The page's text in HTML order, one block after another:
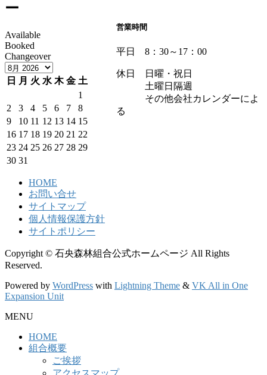
ー
Available
Booked
Changeover
日 月 火 水 木 金 土
1
2
3 4 5 6 7
8
9
10 11 12 13 14 15
16 17 18 19 20 21 22
23 24 25 26 27 28 29
30 31
営業時間
平日 8：30～17：00
休日 日曜・祝日
土曜日隔週
その他会社カレンダーによ
る
HOME
お問い合せ
サイトマップ
個人情報保護方針
サイトポリシー
Copyright © 石央森林組合公式ホームページ All Rights
Reserved.
Powered by WordPress with Lightning Theme & VK All in One
Expansion Unit
MENU
HOME
組合概要
ご挨拶